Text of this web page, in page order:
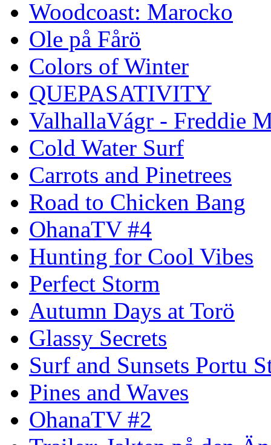
Woodcoast: Marocko
Ole på Fårö
Colors of Winter
QUEPASATIVITY
ValhallaVágr - Freddie
Cold Water Surf
Carrots and Pinetrees
Road to Chicken Bang
OhanaTV #4
Hunting for Cool Vibes
Perfect Storm
Autumn Days at Torö
Glassy Secrets
Surf and Sunsets Portu
Pines and Waves
OhanaTV #2